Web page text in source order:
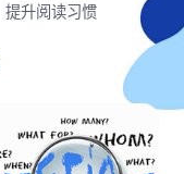
提升阅读习惯